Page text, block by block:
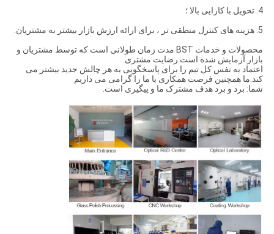
4. تحویل با کارایی بالا ؛
5. هزینه های کنترل منطقی تر ، برای ارائه ارزش بازار بیشتر به مشتریان.
محصولات و خدمات BST مدت زمان طولانی است که توسط مشتریان و
بازار آزمایش شده است.رضایت مشتری
اعتماد به نفس کل تیم را برای پاسخگویی به هر چالش جدید بیشتر می
کند.ما همچنین فرصت همکاری با ما را گرامی می داریم
شما: برد و برد هدف مشترک ما و پیگیری است.